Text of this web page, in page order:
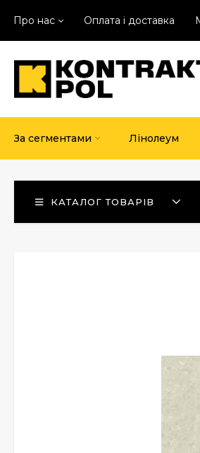
Про нас Оплата і доставка
За сегментами Лінолеум
КАТАЛОГ ТОВАРІВ